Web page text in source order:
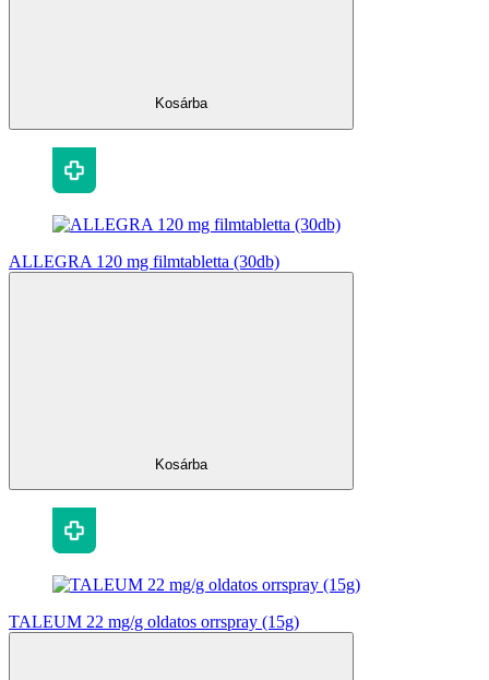
Kosárba
ALLEGRA 120 mg filmtabletta (30db)
Kosárba
TALEUM 22 mg/g oldatos orrspray (15g)